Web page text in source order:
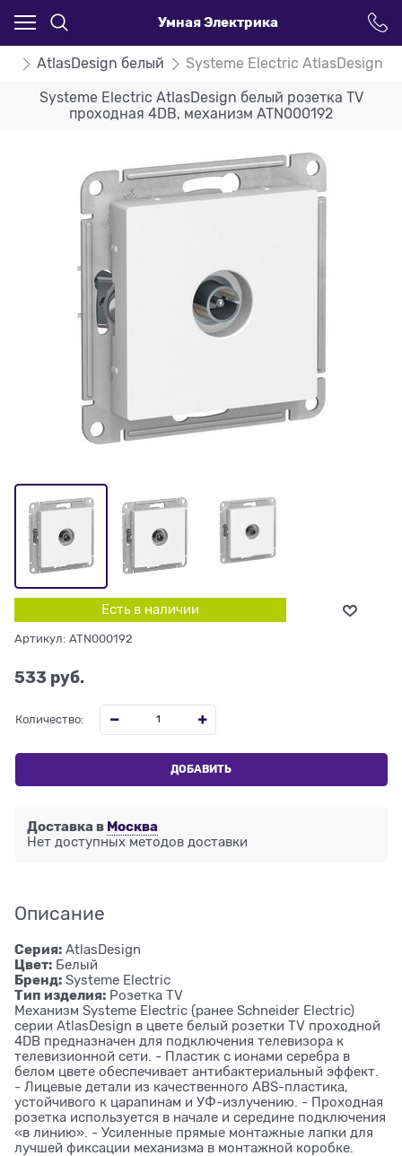
Умная Электрика
AtlasDesign белый Systeme Electric AtlasDesign
Systeme Electric AtlasDesign белый розетка TV
проходная 4DB, механизм ATN000192
Есть в наличии
Артикул: ATN000192
533 руб.
Количество:
ДОБАВИТЬ
Доставка в Москва
Нет доступных методов доставки
Описание
Серия: AtlasDesign
Цвет: Белый
Бренд: Systeme Electric
Тип изделия: Розетка ТV
Механизм Systeme Electric (ранее Schneider Electric)
серии AtlasDesign в цвете белый розетки TV проходной
4DB предназначен для подключения телевизора к
телевизионной сети. - Пластик с ионами серебра в
белом цвете обеспечивает антибактериальный эффект.
- Лицевые детали из качественного ABS-пластика,
устойчивого к царапинам и УФ-излучению. - Проходная
розетка используется в начале и середине подключения
«в линию». - Усиленные прямые монтажные лапки для
лучшей фиксации механизма в монтажной коробке.